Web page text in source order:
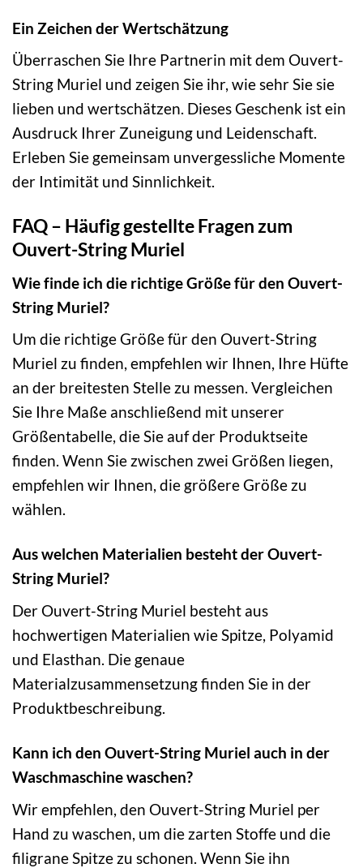
Ein Zeichen der Wertschätzung
Überraschen Sie Ihre Partnerin mit dem Ouvert-
String Muriel und zeigen Sie ihr, wie sehr Sie sie
lieben und wertschätzen. Dieses Geschenk ist ein
Ausdruck Ihrer Zuneigung und Leidenschaft.
Erleben Sie gemeinsam unvergessliche Momente
der Intimität und Sinnlichkeit.
FAQ – Häufig gestellte Fragen zum
Ouvert-String Muriel
Wie finde ich die richtige Größe für den Ouvert-
String Muriel?
Um die richtige Größe für den Ouvert-String
Muriel zu finden, empfehlen wir Ihnen, Ihre Hüfte
an der breitesten Stelle zu messen. Vergleichen
Sie Ihre Maße anschließend mit unserer
Größentabelle, die Sie auf der Produktseite
finden. Wenn Sie zwischen zwei Größen liegen,
empfehlen wir Ihnen, die größere Größe zu
wählen.
Aus welchen Materialien besteht der Ouvert-
String Muriel?
Der Ouvert-String Muriel besteht aus
hochwertigen Materialien wie Spitze, Polyamid
und Elasthan. Die genaue
Materialzusammensetzung finden Sie in der
Produktbeschreibung.
Kann ich den Ouvert-String Muriel auch in der
Waschmaschine waschen?
Wir empfehlen, den Ouvert-String Muriel per
Hand zu waschen, um die zarten Stoffe und die
filigrane Spitze zu schonen. Wenn Sie ihn